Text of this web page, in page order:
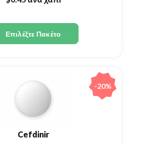
Επιλέξτε Πακέτο
Cefdinir
-20%